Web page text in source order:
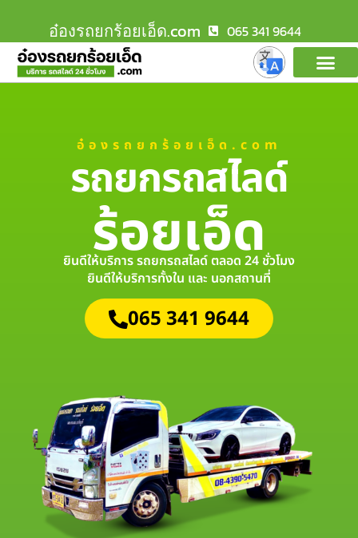
อ๋องรถยกร้อยเอ็ด.com 065 341 9644
อ๋องรถยกร้อยเอ็ด.com
รถยกรถสไลด์
ร้อยเอ็ด
ยินดีให้บริการ รถยกรถสไลด์ ตลอด 24 ชั่วโมง
ยินดีให้บริการทั้งใน และ นอกสถานที่
065 341 9644